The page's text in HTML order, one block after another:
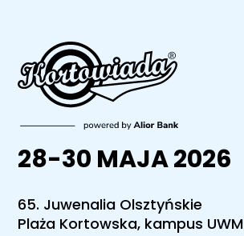
28-30 MAJA 2026
65. Juwenalia Olsztyńskie
Plaża Kortowska, kampus UWM